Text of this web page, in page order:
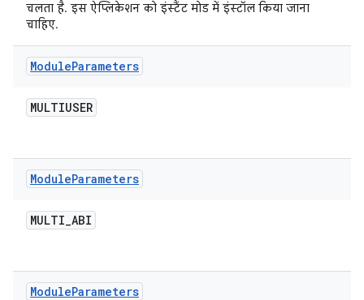
चलता है. इस ऐप्लिकेशन को इंस्टैंट मोड में इंस्टॉल किया जाना
चाहिए.
ModuleParameters
MULTIUSER
ModuleParameters
MULTI_ABI
ModuleParameters